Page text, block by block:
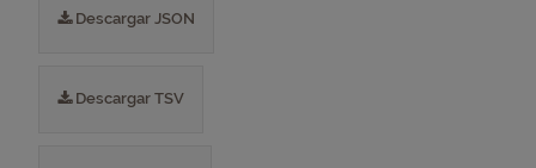
Descargar JSON
Descargar TSV